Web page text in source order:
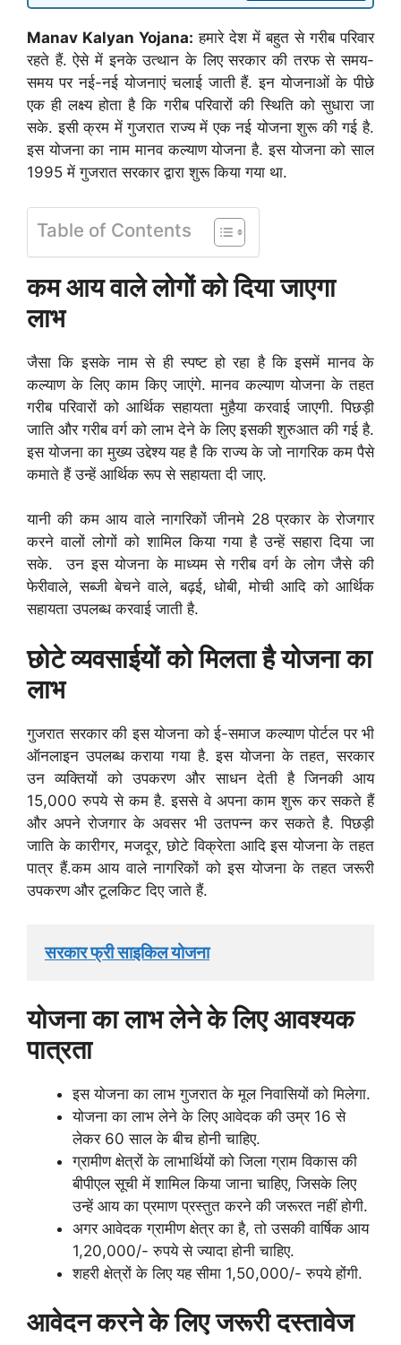
Manav Kalyan Yojana: हमारे देश में बहुत से गरीब परिवार
रहते हैं. ऐसे में इनके उत्थान के लिए सरकार की तरफ से समय-
समय पर नई-नई योजनाएं चलाई जाती हैं. इन योजनाओं के पीछे
एक ही लक्ष्य होता है कि गरीब परिवारों की स्थिति को सुधारा जा
सके. इसी क्रम में गुजरात राज्य में एक नई योजना शुरू की गई है.
इस योजना का नाम मानव कल्याण योजना है. इस योजना को साल
1995 में गुजरात सरकार द्वारा शुरू किया गया था.
Table of Contents
कम आय वाले लोगों को दिया जाएगा
लाभ
जैसा कि इसके नाम से ही स्पष्ट हो रहा है कि इसमें मानव के
कल्याण के लिए काम किए जाएंगे. मानव कल्याण योजना के तहत
गरीब परिवारों को आर्थिक सहायता मुहैया करवाई जाएगी. पिछड़ी
जाति और गरीब वर्ग को लाभ देने के लिए इसकी शुरुआत की गई है.
इस योजना का मुख्य उद्देश्य यह है कि राज्य के जो नागरिक कम पैसे
कमाते हैं उन्हें आर्थिक रूप से सहायता दी जाए.
यानी की कम आय वाले नागरिकों जीनमे 28 प्रकार के रोजगार
करने वालों लोगों को शामिल किया गया है उन्हें सहारा दिया जा
सके. उन इस योजना के माध्यम से गरीब वर्ग के लोग जैसे की
फेरीवाले, सब्जी बेचने वाले, बढ़ई, धोबी, मोची आदि को आर्थिक
सहायता उपलब्ध करवाई जाती है.
छोटे व्यवसाईयों को मिलता है योजना का
लाभ
गुजरात सरकार की इस योजना को ई-समाज कल्याण पोर्टल पर भी
ऑनलाइन उपलब्ध कराया गया है. इस योजना के तहत, सरकार
उन व्यक्तियों को उपकरण और साधन देती है जिनकी आय
15,000 रुपये से कम है. इससे वे अपना काम शुरू कर सकते हैं
और अपने रोजगार के अवसर भी उतपन्न कर सकते है. पिछड़ी
जाति के कारीगर, मजदूर, छोटे विक्रेता आदि इस योजना के तहत
पात्र हैं.कम आय वाले नागरिकों को इस योजना के तहत जरूरी
उपकरण और टूलकिट दिए जाते हैं.
सरकार फ्री साइकिल योजना
योजना का लाभ लेने के लिए आवश्यक
पात्रता
इस योजना का लाभ गुजरात के मूल निवासियों को मिलेगा.
योजना का लाभ लेने के लिए आवेदक की उम्र 16 से
लेकर 60 साल के बीच होनी चाहिए.
ग्रामीण क्षेत्रों के लाभार्थियों को जिला ग्राम विकास की
बीपीएल सूची में शामिल किया जाना चाहिए, जिसके लिए
उन्हें आय का प्रमाण प्रस्तुत करने की जरूरत नहीं होगी.
अगर आवेदक ग्रामीण क्षेत्र का है, तो उसकी वार्षिक आय
1,20,000/- रुपये से ज्यादा होनी चाहिए.
शहरी क्षेत्रों के लिए यह सीमा 1,50,000/- रुपये होंगी.
आवेदन करने के लिए जरूरी दस्तावेज